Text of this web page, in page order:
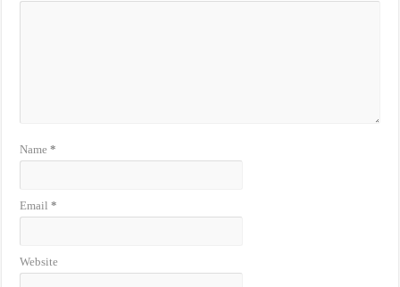
Name*
Email*
Website